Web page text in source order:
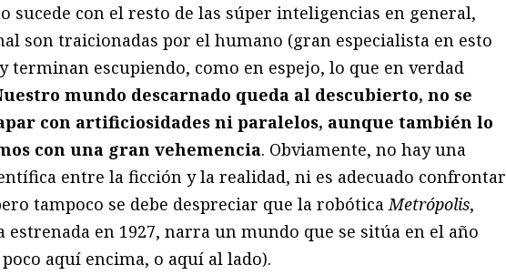
sucede con el resto de las súper inteligencias en general,
son traicionadas por el humano (gran especialista en esto
terminan escupiendo, como en espejo, lo que en verdad
mundo descarnado queda al descubierto, no se
con artificiosidades ni paralelos, aunque también lo
con una gran vehemencia. Obviamente, no hay una
entre la ficción y la realidad, ni es adecuado confrontar
tampoco se debe despreciar que la robóticaMetrópolis,
estrenada en 1927, narra un mundo que se sitúa en el año
poco aquí encima, o aquí al lado).